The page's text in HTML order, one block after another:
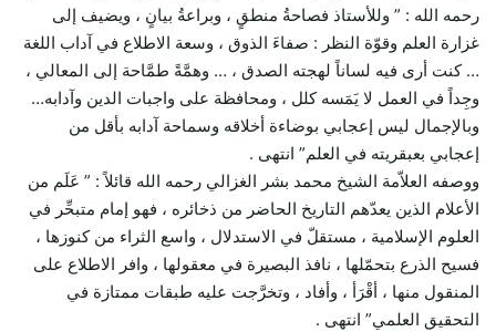
رحمه الله : ” وللأستاذ فصاحةُ منطقٍ ، وبراعةُ بيانٍ ، ويضيف إلى
غزارة العلم وقوّة النظر : صفاءَ الذوق ، وسعة الاطلاع في آداب اللغة
… كنت أرى فيه لساناً لهجته الصدق ، … وهمَّةً طمَّاحة إلى المعالي ،
وجِداً في العمل لا يَمَسه كلل ، ومحافظة على واجبات الدين وآدابه…
وبالإجمال ليس إعجابي بوضاءة أخلاقه وسماحة آدابه بأقل من
إعجابي بعبقريته في العلم” انتهى .
ووصفه العلاّمة الشيخ محمد بشر الغزالي رحمه الله قائلاً : ” عَلَم من
الأعلام الذين يعدّهم التاريخ الحاضر من ذخائره ، فهو إمام متبحِّر في
العلوم الإسلامية ، مستقلّ في الاستدلال ، واسع الثراء من كنوزها ،
فسيح الذرع بتحمّلها ، نافذ البصيرة في معقولها ، وافر الاطلاع على
المنقول منها ، أقْرَأ ، وأفاد ، وتخرَّجت عليه طبقات ممتازة في
التحقيق العلمي” انتهى .